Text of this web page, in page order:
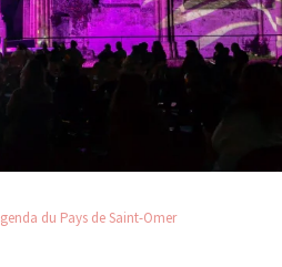
du Pays de Saint-Omer